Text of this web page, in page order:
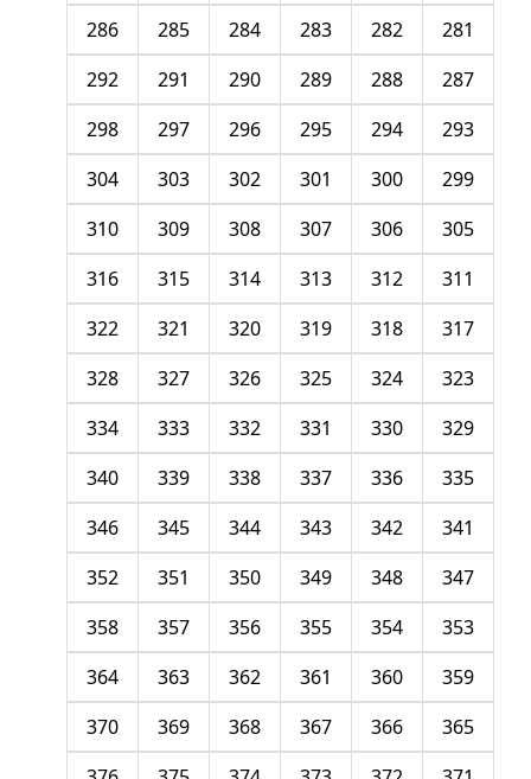
281
282
283
284
285
286
287
288
289
290
291
292
293
294
295
296
297
298
299
300
301
302
303
304
305
306
307
308
309
310
311
312
313
314
315
316
317
318
319
320
321
322
323
324
325
326
327
328
329
330
331
332
333
334
335
336
337
338
339
340
341
342
343
344
345
346
347
348
349
350
351
352
353
354
355
356
357
358
359
360
361
362
363
364
365
366
367
368
369
370